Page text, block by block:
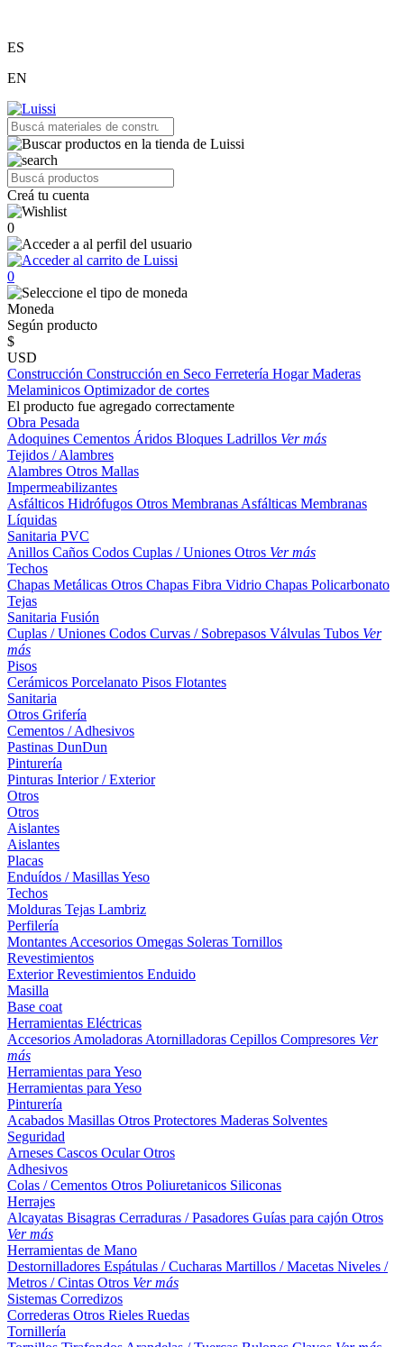
ES
EN
Creá tu cuenta
0
0
Moneda
Según producto
$
USD
Construcción Construcción en Seco Ferretería HogarMaderas
Melaminicos Optimizador de cortes
El producto fue agregado correctamente
Obra Pesada
Adoquines Cementos Áridos Bloques Ladrillos Ver más
Tejidos / Alambres
Alambres Otros Mallas
Impermeabilizantes
Asfálticos Hidrófugos Otros Membranas Asfálticas Membranas
Líquidas
Sanitaria PVC
Anillos Caños Codos Cuplas / Uniones Otros Ver más
Techos
Chapas Metálicas Otros Chapas Fibra Vidrio Chapas Policarbonato
Tejas
Sanitaria Fusión
Cuplas / Uniones Codos Curvas / Sobrepasos Válvulas Tubos Ver
más
Pisos
Cerámicos Porcelanato Pisos Flotantes
Sanitaria
Otros Grifería
Cementos / Adhesivos
Pastinas DunDun
Pinturería
Pinturas Interior / Exterior
Otros
Otros
Aislantes
Aislantes
Placas
Enduídos / MasillasYeso
Techos
Molduras Tejas Lambriz
Perfilería
Montantes Accesorios Omegas Soleras Tornillos
Revestimientos
ExteriorRevestimientos Enduido
Masilla
Base coat
Herramientas Eléctricas
Accesorios Amoladoras Atornilladoras Cepillos Compresores Ver
más
Herramientas para Yeso
Herramientas para Yeso
Pinturería
Acabados Masillas Otros Protectores Maderas Solventes
Seguridad
Arneses Cascos OcularOtros
Adhesivos
Colas / Cementos Otros Poliuretanicos Siliconas
Herrajes
Alcayatas Bisagras Cerraduras / Pasadores Guías para cajón Otros
Ver más
Herramientas de Mano
Destornilladores Espátulas / Cucharas Martillos / Macetas Niveles /
Metros / Cintas Otros Ver más
Sistemas Corredizos
Correderas Otros Rieles Ruedas
Tornillería